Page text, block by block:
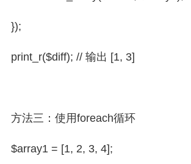
});
print_r($diff); // 输出 [1, 3]
方法三：使用foreach循环
$array1 = [1, 2, 3, 4];